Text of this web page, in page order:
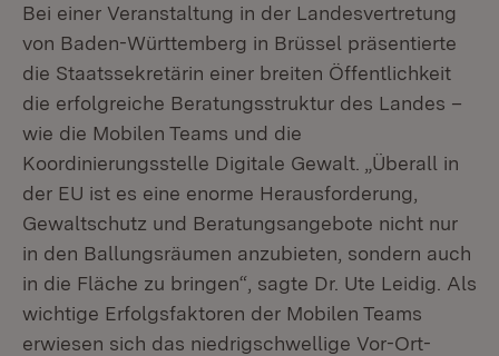
Bei einer Veranstaltung in der Landesvertretung
von Baden-Württemberg in Brüssel präsentierte
die Staatssekretärin einer breiten Öffentlichkeit
die erfolgreiche Beratungsstruktur des Landes –
wie die Mobilen Teams und die
Koordinierungsstelle Digitale Gewalt. „Überall in
der EU ist es eine enorme Herausforderung,
Gewaltschutz und Beratungsangebote nicht nur
in den Ballungsräumen anzubieten, sondern auch
in die Fläche zu bringen“, sagte Dr. Ute Leidig. Als
wichtige Erfolgsfaktoren der Mobilen Teams
erwiesen sich das niedrigschwellige Vor-Ort-